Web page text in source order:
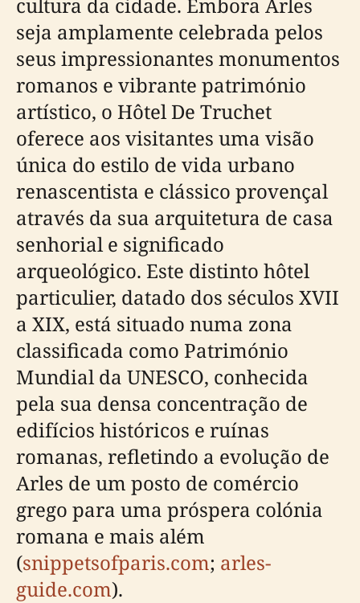
seja amplamente celebrada pelos
seus impressionantes monumentos
romanos e vibrante património
artístico, o Hôtel De Truchet
oferece aos visitantes uma visão
única do estilo de vida urbano
renascentista e clássico provençal
através da sua arquitetura de casa
senhorial e significado
arqueológico. Este distinto hôtel
particulier, datado dos séculos XVII
a XIX, está situado numa zona
classificada como Património
Mundial da UNESCO, conhecida
pela sua densa concentração de
edifícios históricos e ruínas
romanas, refletindo a evolução de
Arles de um posto de comércio
grego para uma próspera colónia
romana e mais além
(snippetsofparis.com; arles-
guide.com).